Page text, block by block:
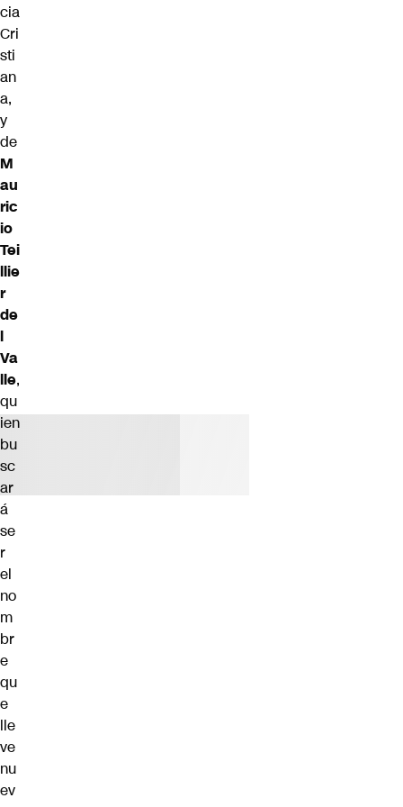
cia
Cri
sti
an
a,
y
de
M
au
ric
io
Tei
llie
r
de
l
Va
lle,
qu
ien
bu
sc
ar
á
se
r
el
no
m
br
e
qu
e
lle
ve
nu
ev